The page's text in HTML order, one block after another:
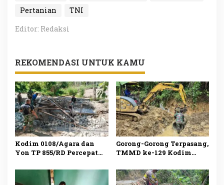
Pertanian
TNI
Editor: Redaksi
REKOMENDASI UNTUK KAMU
Kodim 0108/Agara dan
Yon TP 855/RD Percepat
Gantung di Lawe Ger Ger
Gorong-Gorong Terpasang,
TMMD ke-129 Kodim
Pembukaan Jalan Desa
Kemumu Sebrang